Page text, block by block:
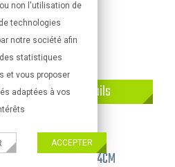
non l'utilisation de
technologies
notre société afin
statistiques
et vous proposer
adaptées à vos
ACCEPTER
Détails
OCCASION
CARBON 2 RL, 54CM